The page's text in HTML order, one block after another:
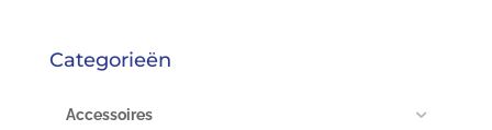
Categorieën
Accessoires